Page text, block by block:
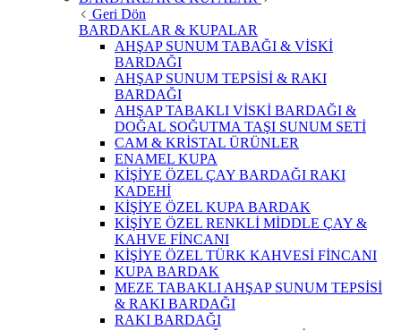
Geri Dön
BARDAKLAR & KUPALAR
AHŞAP SUNUM TABAĞI & VİSKİ
BARDAĞI
AHŞAP SUNUM TEPSİSİ & RAKI
BARDAĞI
AHŞAP TABAKLI VİSKİ BARDAĞI &
DOĞAL SOĞUTMA TAŞI SUNUM SETİ
CAM & KRİSTAL ÜRÜNLER
ENAMEL KUPA
KİŞİYE ÖZEL ÇAY BARDAĞI RAKI
KADEHİ
KİŞİYE ÖZEL KUPA BARDAK
KİŞİYE ÖZEL RENKLİ MİDDLE ÇAY &
KAHVE FİNCANI
KİŞİYE ÖZEL TÜRK KAHVESİ FİNCANI
KUPA BARDAK
MEZE TABAKLI AHŞAP SUNUM TEPSİSİ
& RAKI BARDAĞI
RAKI BARDAĞI